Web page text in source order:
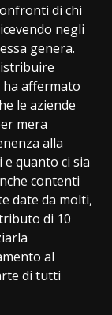
di chi
negli
genera.
ha affermato
le aziende
mera
alla
quanto ci sia
contenti
date da molti,
di 10
al
di tutti